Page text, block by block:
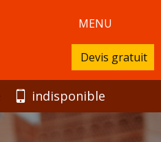
MENU
Devis gratuit
indisponible